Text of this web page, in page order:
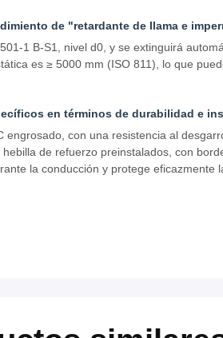
de "retardante de llama e
1 B-S1, nivel d0, y se extinguirá
es ≥ 5000 mm (ISO 811), lo que
en términos de durabilidad e
con una resistencia al
de refuerzo preinstalados, con
la conducción y protege eficazmente